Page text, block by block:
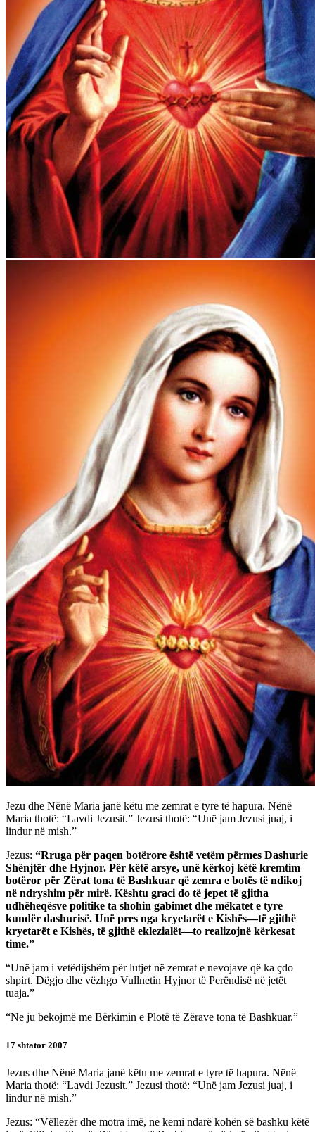
Jezu dhe Nënë Maria janë këtu me zemrat e tyre të hapura. Nënë
Maria thotë: “Lavdi Jezusit.” Jezusi thotë: “Unë jam Jezusi juaj, i
lindur në mish.”
Jezus: “Rruga për paqen botërore është vetëm përmes Dashurie
Shënjtër dhe Hyjnor. Për këtë arsye, unë kërkoj këtë kremtim
botëror për Zërat tona të Bashkuar që zemra e botës të ndikoj
në ndryshim për mirë. Kështu graci do të jepet të gjitha
udhëheqësve politike ta shohin gabimet dhe mëkatet e tyre
kundër dashurisë. Unë pres nga kryetarët e Kishës—të gjithë
kryetarët e Kishës, të gjithë eklezialët—to realizojnë kërkesat
time.”
“Unë jam i vetëdijshëm për lutjet në zemrat e nevojave që ka çdo
shpirt. Dëgjo dhe vëzhgo Vullnetin Hyjnor të Perëndisë në jetët
tuaja.”
“Ne ju bekojmë me Bërkimin e Plotë të Zërave tona të Bashkuar.”
17 shtator 2007
Jezus dhe Nënë Maria janë këtu me zemrat e tyre të hapura. Nënë
Maria thotë: “Lavdi Jezusit.” Jezusi thotë: “Unë jam Jezusi juaj, i
lindur në mish.”
Jezus: “Vëllezër dhe motra imë, ne kemi ndarë kohën së bashku këtë